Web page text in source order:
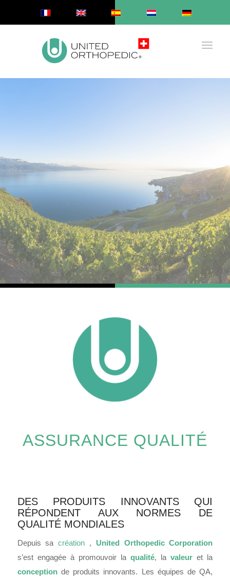
ASSURANCE QUALITÉ
DES PRODUITS INNOVANTS QUI
RÉPONDENT AUX NORMES DE
QUALITÉ MONDIALES
Depuis sacréation , United Orthopedic Corporation
s’est engagée à promouvoir laqualité, lavaleur et la
conceptionde produits innovants.
Les équipes de QA,